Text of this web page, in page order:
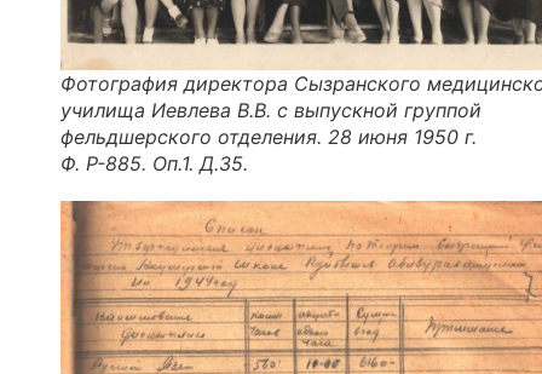
Фотография директора Сызранского
училища Иевлева В.В. с выпускной группой
фельдшерского отделения. 28 июня 1950 г.
Ф. Р-885. Оп.1. Д.35.